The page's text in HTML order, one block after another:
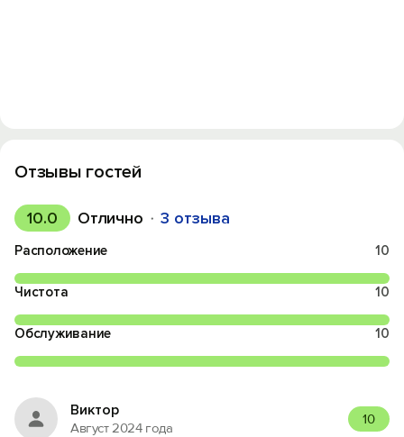
Отзывы гостей
10.0 Отлично 3 отзыва
Расположение 10
Чистота 10
Обслуживание 10
Виктор
Август 2024 года
10